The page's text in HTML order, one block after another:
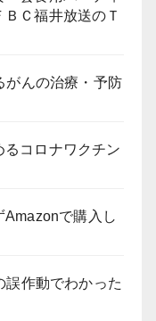
Ｃ福井放送のＴ
がんの治療・予防
るコロナワクチン
Amazonで購入し
誤作動でわかった